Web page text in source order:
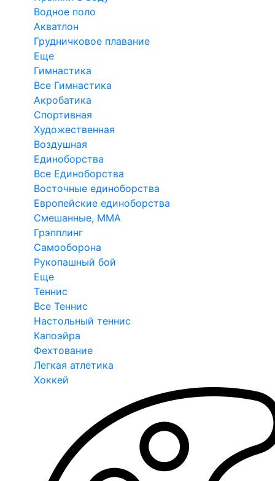
Водное поло
Акватлон
Грудничковое плавание
Еще
Гимнастика
Все Гимнастика
Акробатика
Спортивная
Художественная
Воздушная
Единоборства
Все Единоборства
Восточные единоборства
Европейские единоборства
Смешанные, ММА
Грэпплинг
Самооборона
Рукопашный бой
Еще
Теннис
Все Теннис
Настольный теннис
Капоэйра
Фехтование
Легкая атлетика
Хоккей